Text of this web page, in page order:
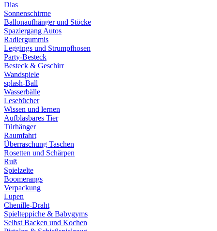
Dias
Sonnenschirme
Ballonaufhänger und Stöcke
Spaziergang Autos
Radiergummis
Leggings und Strumpfhosen
Party-Besteck
Besteck & Geschirr
Wandspiele
splash-Ball
Wasserbälle
Lesebücher
Wissen und lernen
Aufblasbares Tier
Türhänger
Raumfahrt
Überraschung Taschen
Rosetten und Schärpen
Ruß
Spielzelte
Boomerangs
Verpackung
Lupen
Chenille-Draht
Spielteppiche & Babygyms
Selbst Backen und Kochen